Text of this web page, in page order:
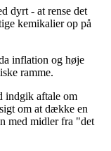
dyrt - at rense det
kemikalier op på
inflation og høje
ramme.
indgik aftale om
om at dække en
med midler fra "det